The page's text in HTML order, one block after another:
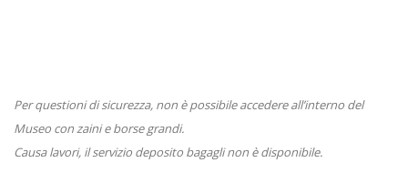
Per questioni di sicurezza, non è possibile accedere all’interno del
Museo con zaini e borse grandi.
Causa lavori, il servizio deposito bagagli non è disponibile.